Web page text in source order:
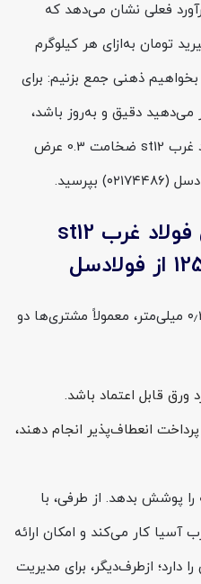
فعلی نشان می‌دهد که
تومان به‌ازای هر کیلوگرم
ذهنی جمع بزنیم: برای
می‌دهید دقیق و به‌روز باشد،
لازم است قیمت ورق روغنی فولاد غرب st12 ضخامت 0.3 عرض
خرید ورق ورق روغنی فولاد غرب st12
در ضخامت‌های خیلی نازک مثل ۰٫۳ میلی‌متر، معمولاً مشتری‌ها دو
قابل اعتماد باشد.
پرداخت انعطاف‌پذیر انجام دهند،
پوشش بدهد. از طرفی، با
آسیا کار می‌کند و امکان ارائه
ازطرف‌دیگر، برای مدیریت